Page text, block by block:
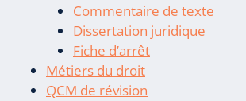
Commentaire de texte
Dissertation juridique
Fiche d’arrêt
Métiers du droit
QCM de révision